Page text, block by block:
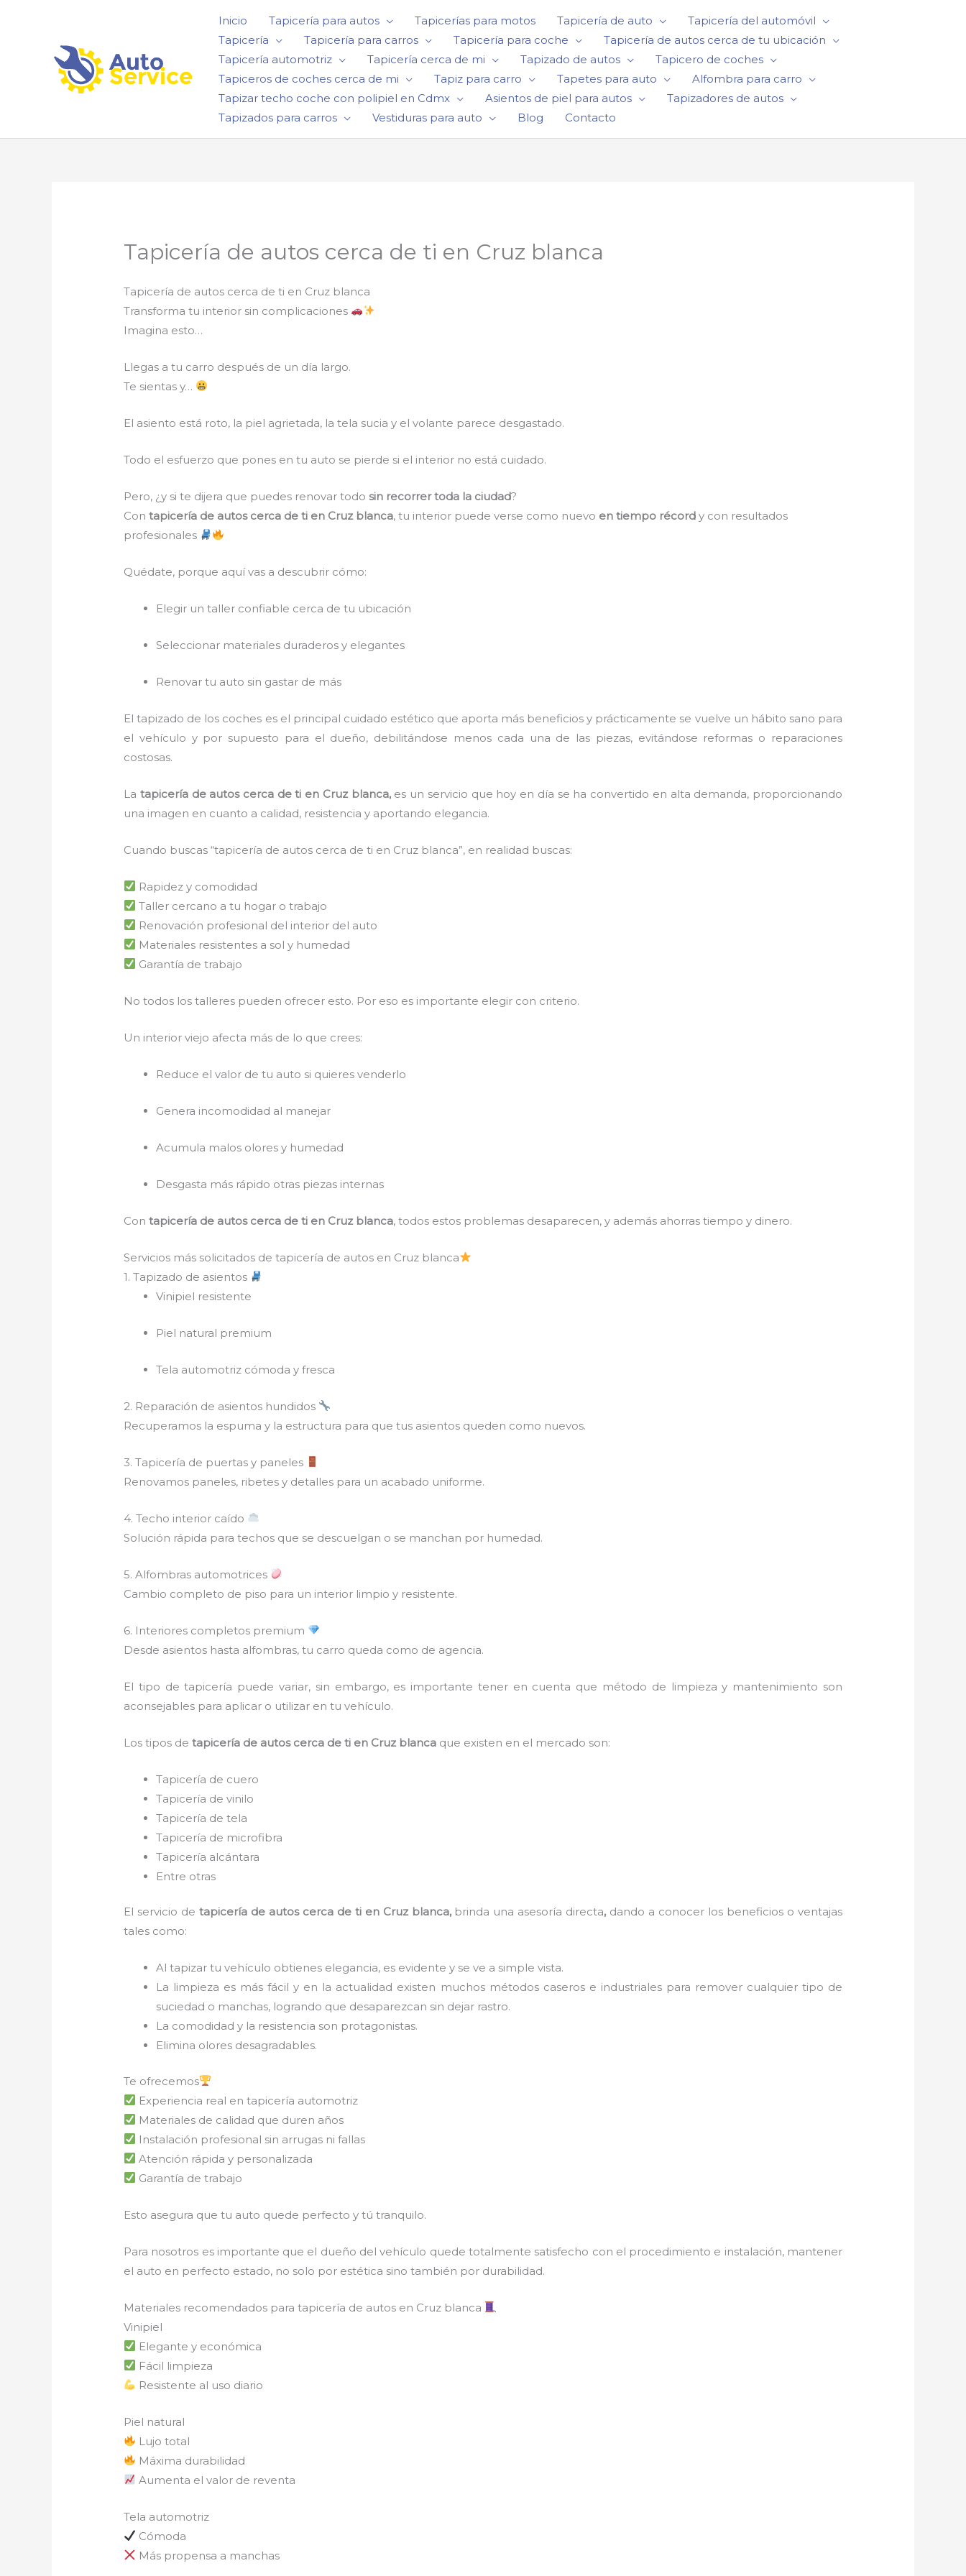
Inicio Tapicería para autos Tapicerías para motos Tapicería de auto
Tapicería del automóvil
Tapicería
Tapicería para carros Tapicería para coche
Tapicería de autos cerca de tu ubicación
Tapicería automotriz
Tapicería cerca de mi Tapizado de autos
Tapicero de coches
Tapiceros de coches cerca de mi
Tapiz para carro Tapetes para auto
Alfombra para carro
Tapizar techo coche con polipiel en Cdmx
Asientos de piel para autos
Tapizadores de autos
Tapizados para carros
Vestiduras para auto Blog Contacto
Tapicería de autos cerca de ti en Cruz blanca
Tapicería de autos cerca de ti en Cruz blanca
Transforma tu interior sin complicaciones
Imagina esto…
Llegas a tu carro después de un día largo.
Te sientas y…
El asiento está roto, la piel agrietada, la tela sucia y el volante parece desgastado.
Todo el esfuerzo que pones en tu auto se pierde si el interior no está cuidado.
Pero, ¿y si te dijera que puedes renovar todosin recorrer toda la ciudad?
Contapicería de autos cerca de ti en Cruz blanca, tu interior puede verse como nuevo en tiempo récord y con resultados
profesionales
Quédate, porque aquí vas a descubrir cómo:
Elegir un taller confiable cerca de tu ubicación
Seleccionar materiales duraderos y elegantes
Renovar tu auto sin gastar de más
El tapizado de los coches es el principal cuidado estético que aporta más beneficios y prácticamente se vuelve un hábito sano para
el vehículo y por supuesto para el dueño, debilitándose menos cada una de las piezas, evitándose reformas o reparaciones
costosas.
La tapicería de autos cerca de ti en Cruz blanca, es un servicio que hoy en día se ha convertido en alta demanda, proporcionando
una imagen en cuanto a calidad, resistencia y aportando elegancia.
Cuando buscas “tapicería de autos cerca de ti en Cruz blanca”, en realidad buscas:
Rapidez y comodidad
Taller cercano a tu hogar o trabajo
Renovación profesional del interior del auto
Materiales resistentes a sol y humedad
Garantía de trabajo
No todos los talleres pueden ofrecer esto. Por eso es importante elegir con criterio.
Un interior viejo afecta más de lo que crees:
Reduce el valor de tu auto si quieres venderlo
Genera incomodidad al manejar
Acumula malos olores y humedad
Desgasta más rápido otras piezas internas
Contapicería de autos cerca de ti en Cruz blanca, todos estos problemas desaparecen, y además ahorras tiempo y dinero.
Servicios más solicitados de tapicería de autos en Cruz blanca
1. Tapizado de asientos
Vinipiel resistente
Piel natural premium
Tela automotriz cómoda y fresca
2. Reparación de asientos hundidos
Recuperamos la espuma y la estructura para que tus asientos queden como nuevos.
3. Tapicería de puertas y paneles
Renovamos paneles, ribetes y detalles para un acabado uniforme.
4. Techo interior caído
Solución rápida para techos que se descuelgan o se manchan por humedad.
5. Alfombras automotrices
Cambio completo de piso para un interior limpio y resistente.
6. Interiores completos premium
Desde asientos hasta alfombras, tu carro queda como de agencia.
El tipo de tapicería puede variar, sin embargo, es importante tener en cuenta que método de limpieza y mantenimiento son
aconsejables para aplicar o utilizar en tu vehículo.
Los tipos de tapicería de autos cerca de ti en Cruz blanca que existen en el mercado son:
Tapicería de cuero
Tapicería de vinilo
Tapicería de tela
Tapicería de microfibra
Tapicería alcántara
Entre otras
El servicio de tapicería de autos cerca de tien Cruz blanca, brinda una asesoría directa, dando a conocer los beneficios o ventajas
tales como:
Al tapizar tu vehículo obtienes elegancia, es evidente y se ve a simple vista.
La limpieza es más fácil y en la actualidad existen muchos métodos caseros e industriales para remover cualquier tipo de
suciedad o manchas, logrando que desaparezcan sin dejar rastro.
La comodidad y la resistencia son protagonistas.
Elimina olores desagradables.
Te ofrecemos
Experiencia real en tapicería automotriz
Materiales de calidad que duren años
Instalación profesional sin arrugas ni fallas
Atención rápida y personalizada
Garantía de trabajo
Esto asegura que tu auto quede perfecto y tú tranquilo.
Para nosotros es importante que el dueño del vehículo quede totalmente satisfecho con el procedimiento e instalación, mantener
el auto en perfecto estado, no solo por estética sino también por durabilidad.
Materiales recomendados para tapicería de autos en Cruz blanca
Vinipiel
Elegante y económica
Fácil limpieza
Resistente al uso diario
Piel natural
Lujo total
Máxima durabilidad
Aumenta el valor de reventa
Tela automotriz
Cómoda
Más propensa a manchas